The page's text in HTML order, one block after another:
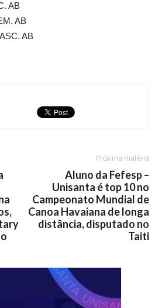
AB
AB
AB
Próxima matéria
Aluno da Fefesp –
Unisanta é top 10 no
Campeonato Mundial de
Canoa Havaiana de longa
distância, disputado no
Taiti